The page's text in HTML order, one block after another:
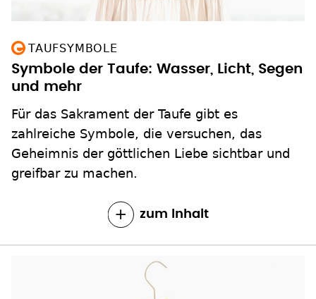
TAUFSYMBOLE
Symbole der Taufe: Wasser, Licht, Segen
und mehr
Für das Sakrament der Taufe gibt es
zahlreiche Symbole, die versuchen, das
Geheimnis der göttlichen Liebe sichtbar und
greifbar zu machen.
zum Inhalt